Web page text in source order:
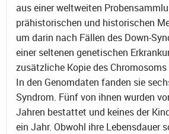
aus einer weltweiten
prähistorischen und historischen
um darin nach Fällen des Down-
einer seltenen genetischen
zusätzliche Kopie des
In den Genomdaten fanden sie
Syndrom. Fünf von ihnen wurden
Jahren bestattet und keines der
ein Jahr. Obwohl ihre Lebensdauer